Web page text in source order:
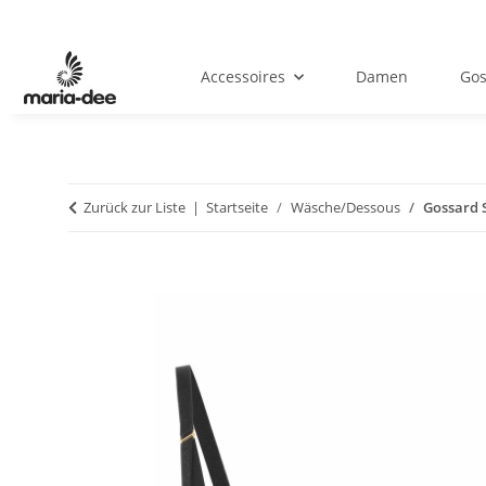
Accessoires Damen
Zurück zur Liste Startseite Wäsche/Dessous Gossard